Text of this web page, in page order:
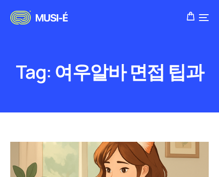
Tag: 여우알바 면접 팁과